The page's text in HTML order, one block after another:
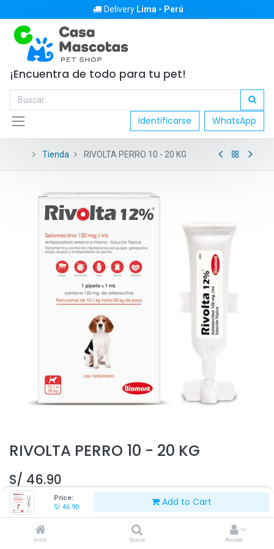
Price:
S/ 46.90 Add to Cart
Inicio Buscar Account
Delivery Lima - Perú
¡Encuentra de todo para tu pet!
Identificarse WhatsApp
Tienda RIVOLTA PERRO 10 - 20 KG
RIVOLTA PERRO 10 - 20 KG
S/ 46.90